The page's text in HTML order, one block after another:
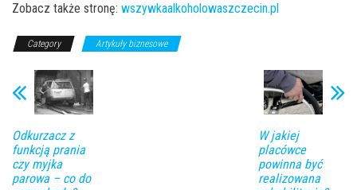
Zobacz także stronę: wszywkaalkoholowaszczecin.pl
Category Artykuły biznesowe
Odkurzacz z
funkcją prania
czy myjka
parowa – co do
W jakiej
placówce
powinna być
realizowana